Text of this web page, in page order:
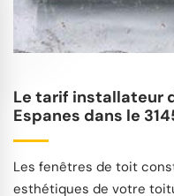
Le tarif installateur
Espanes dans le
Les fenêtres de toit
esthétiques de votre